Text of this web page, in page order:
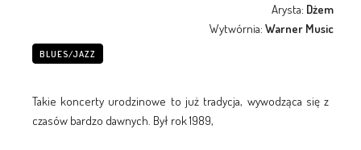
Arysta: Dżem
Wytwórnia:Warner Music
BLUES/JAZZ
Takie koncerty urodzinowe to już tradycja, wywodząca się z
czasów bardzo dawnych. Był rok 1989,